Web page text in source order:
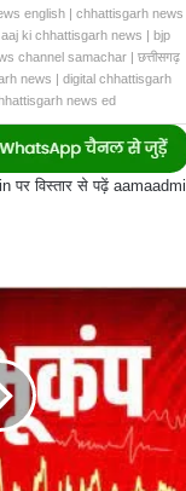
english | chhattisgarh news
ki chhattisgarh news | bjp
channel samachar | छत्तीसगढ़
news | digital chhattisgarh
news ed
विस्तार से पढ़ें aamaadmi